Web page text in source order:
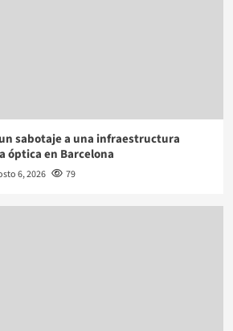
sabotaje a una infraestructura
óptica en Barcelona
6, 2026 79